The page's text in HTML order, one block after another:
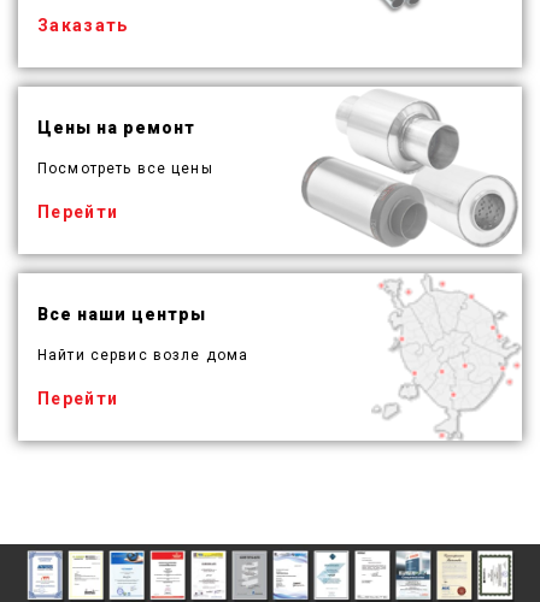
Заказать
Цены на ремонт
Посмотреть все цены
Перейти
Все наши центры
Найти сервис возле дома
Перейти